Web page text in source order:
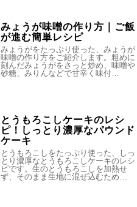
みょうが味噌の作り方｜ご飯
が進む簡単レシピ
みょうがをたっぷり使った、みょうが
味噌の作り方をご紹介します。粗めに
刻んだみょうがをさっと炒め、味噌や
砂糖、みりんなどで甘辛く味付…
とうもろこしケーキのレシ
ピ！しっとり濃厚なパウンド
ケーキ
とうもろこしをたっぷり使った、しっ
とり濃厚なとうもろこしケーキのレシ
ピです。生のとうもろこしを加熱せ
ず、そのまま生地に混ぜ込むため…